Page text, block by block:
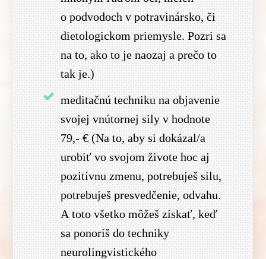
o podvodoch v potravinársko, či
dietologickom priemysle. Pozri sa
na to, ako to je naozaj a prečo to
tak je.)
meditačnú techniku na objavenie
svojej vnútornej sily v hodnote
79,- € (Na to, aby si dokázal/a
urobiť vo svojom živote hoc aj
pozitívnu zmenu, potrebuješ silu,
potrebuješ presvedčenie, odvahu.
A toto všetko môžeš získať, keď
sa ponoríš do techniky
neurolingvistického